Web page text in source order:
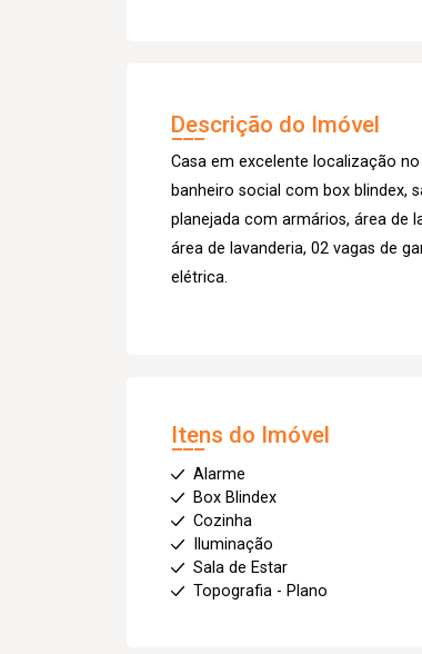
Descrição do Imóvel
Casa em excelente localização
banheiro social com box blindex,
planejada com armários, área de
área de lavanderia, 02 vagas de
elétrica.
Itens do Imóvel
Alarme
Box Blindex
Cozinha
Iluminação
Sala de Estar
Topografia - Plano